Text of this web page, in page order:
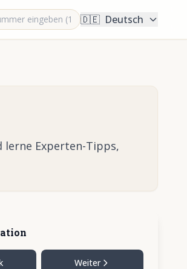
🇩🇪 Deutsch
lerne Experten-Tipps,
Weiter